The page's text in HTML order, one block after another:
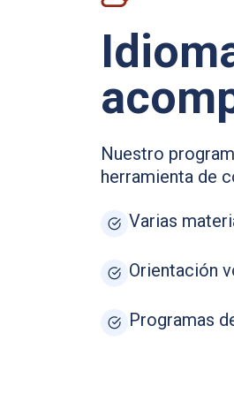
Nuestro
herramienta de
Varias
Orientación
Programas